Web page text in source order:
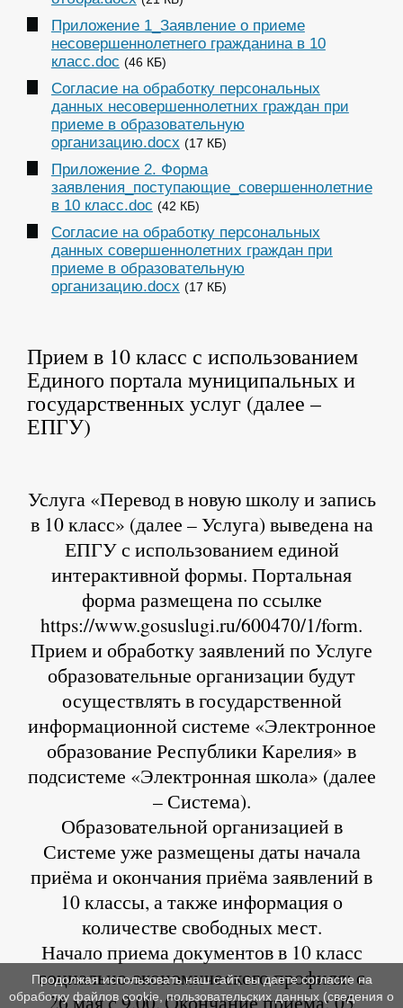
Приложение 1_Заявление о приеме
несовершеннолетнего гражданина в 10
класс.doc (46 КБ)
Согласие на обработку персональных
данных несовершеннолетних граждан при
приеме в образовательную
организацию.docx (17 КБ)
Приложение 2. Форма
заявления_поступающие_совершеннолетние
в 10 класс.doc (42 КБ)
Согласие на обработку персональных
данных совершеннолетних граждан при
приеме в образовательную
организацию.docx (17 КБ)
Прием в 10 класс с использованием
Единого портала муниципальных и
государственных услуг (далее –
ЕПГУ)
Услуга «Перевод в новую школу и запись
в 10 класс» (далее – Услуга) выведена на
ЕПГУ с использованием единой
интерактивной формы. Портальная
форма размещена по ссылке
https://www.gosuslugi.ru/600470/1/form.
Прием и обработку заявлений по Услуге
образовательные организации будут
осуществлять в государственной
информационной системе «Электронное
образование Республики Карелия» в
подсистеме «Электронная школа» (далее
– Система).
Образовательной организацией в
Системе уже размещены даты начала
приёма и окончания приёма заявлений в
10 классы, а также информация о
количестве свободных мест.
Начало приема документов в 10 класс
социально-экономического профиля: с
26 мая с 9.00. Окончание приема: 05
Продолжая использовать наш сайт, вы даете согласие на
обработку файлов cookie, пользовательских данных (сведения о